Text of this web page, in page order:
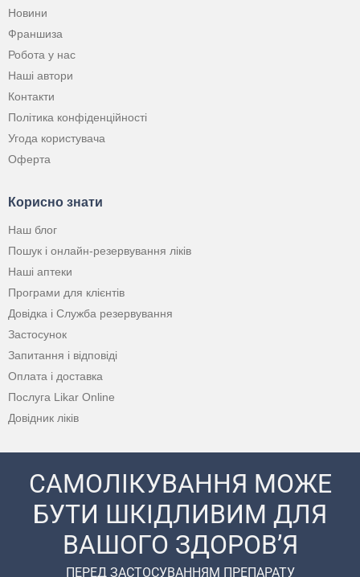
Новини
Франшиза
Робота у нас
Наші автори
Контакти
Політика конфіденційності
Угода користувача
Оферта
Корисно знати
Наш блог
Пошук і онлайн-резервування ліків
Наші аптеки
Програми для клієнтів
Довідка і Служба резервування
Застосунок
Запитання і відповіді
Оплата і доставка
Послуга Likar Online
Довідник ліків
САМОЛІКУВАННЯ МОЖЕ
БУТИ ШКІДЛИВИМ ДЛЯ
ВАШОГО ЗДОРОВ’Я
ПЕРЕД ЗАСТОСУВАННЯМ ПРЕПАРАТУ